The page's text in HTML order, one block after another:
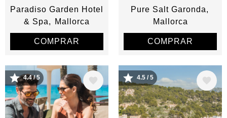
Paradiso Garden Hotel
& Spa
Mallorca
COMPRAR
Pure Salt Garonda
Mallorca
COMPRAR
Image
4.4 / 5 Image
4.5 / 5